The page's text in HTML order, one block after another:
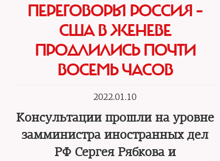
ПЕРЕГОВОРЫ РОССИЯ –
США В ЖЕНЕВЕ
ПРОДЛИЛИСЬ ПОЧТИ
ВОСЕМЬ ЧАСОВ
2022.01.10
Консультации прошли на уровне
замминистра иностранных дел
РФ Сергея Рябкова и